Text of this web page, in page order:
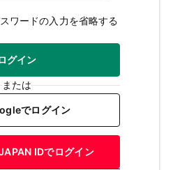
ワードの入力を省略する
グイン
または
でログイン
IDでログイン